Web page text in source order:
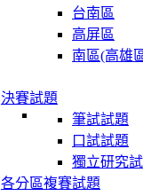
台南區
高屏區
南區(高雄
決賽試題
筆試試題
口試試題
獨立研究
各分區複賽試題